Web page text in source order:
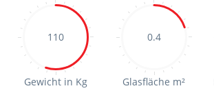
110
Gewicht in Kg
0.4
Glasfläche m²